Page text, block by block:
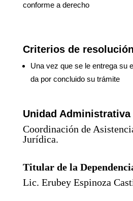
conforme a derecho
Criterios de
Una vez que se le entrega su
da por concluido su trámite
Unidad Administrativa
Coordinación de
Jurídica.
Titular de la
Lic. Erubey Espinoza